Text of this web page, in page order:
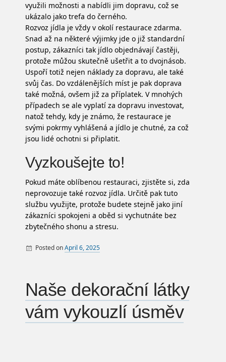
využili možnosti a nabídli jim dopravu, což se
ukázalo jako trefa do černého.
Rozvoz jídla je vždy v okolí restaurace zdarma.
Snad až na některé výjimky jde o již standardní
postup, zákazníci tak jídlo objednávají častěji,
protože můžou skutečně ušetřit a to dvojnásob.
Uspoří totiž nejen náklady za dopravu, ale také
svůj čas. Do vzdálenějších míst je pak doprava
také možná, ovšem již za příplatek. V mnohých
případech se ale vyplatí za dopravu investovat,
natož tehdy, kdy je známo, že restaurace je
svými pokrmy vyhlášená a jídlo je chutné, za což
jsou lidé ochotni si připlatit.
Vyzkoušejte to!
Pokud máte oblíbenou restauraci, zjistěte si, zda
neprovozuje také rozvoz jídla. Určitě pak tuto
službu využijte, protože budete stejně jako jiní
zákazníci spokojeni a oběd si vychutnáte bez
zbytečného shonu a stresu.
Posted onApril 6, 2025
Naše dekorační látky
vám vykouzlí úsměv